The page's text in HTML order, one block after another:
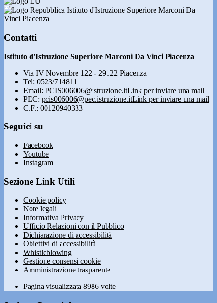
Istituto d'Istruzione Superiore Marconi Da
Vinci Piacenza
Contatti
Istituto d'Istruzione Superiore Marconi Da Vinci Piacenza
Via IV Novembre 122 - 29122 Piacenza
Tel: 0523/714811
Email: PCIS006006@istruzione.itLink per inviare una mail
PEC: pcis006006@pec.istruzione.itLink per inviare una mail
C.F.: 00120940333
Seguici su
Facebook
Youtube
Instagram
Sezione Link Utili
Cookie policy
Note legali
Informativa Privacy
Ufficio Relazioni con il Pubblico
Dichiarazione di accessibilità
Obiettivi di accessibilità
Whistleblowing
Gestione consensi cookie
Amministrazione trasparente
Pagina visualizzata 8986 volte